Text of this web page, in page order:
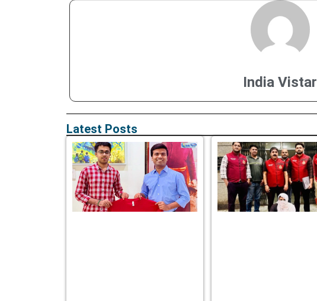
India Vistar
Latest Posts